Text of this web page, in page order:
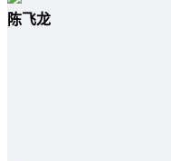
陈飞龙